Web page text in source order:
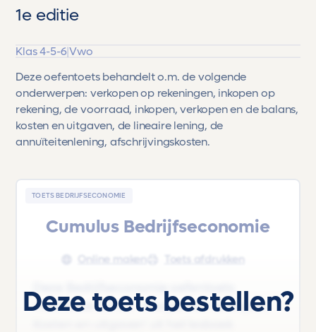
1e editie
Klas 4-5-6|Vwo
Deze oefentoets behandelt o.m. de volgende
onderwerpen: verkopen op rekeningen, inkopen op
rekening, de voorraad, inkopen, verkopen en de balans,
kosten en uitgaven, de lineaire lening, de
annuïteitenlening, afschrijvingskosten.
TOETS BEDRIJFSECONOMIE
Cumulus Bedrijfseconomie
Online maken Toets afdrukken
Deze Bedrijfseconomie oefentoets
'Hoofdstuk 3.2-3.3 - Inkopen en Verkopen,
Deze toets bestellen?